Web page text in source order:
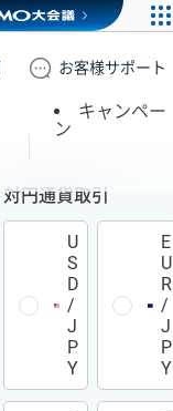
お客様サポート
キャンペー
ン
対円通貨取引
U
S
D
/
J
P
Y
E
U
R
/
J
P
Y